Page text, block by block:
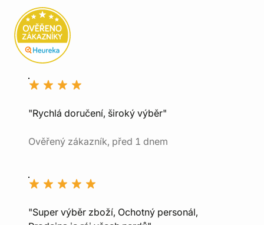
"Rychlá doručení, široký výběr"
Ověřený zákazník, před 1 dnem
"Super výběr zboží, Ochotný personál,